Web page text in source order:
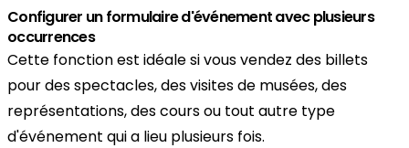
Configurer un formulaire d'événement avec plusieurs
occurrences
Cette fonction est idéale si vous vendez des billets
pour des spectacles, des visites de musées, des
représentations, des cours ou tout autre type
d'événement qui a lieu plusieurs fois.